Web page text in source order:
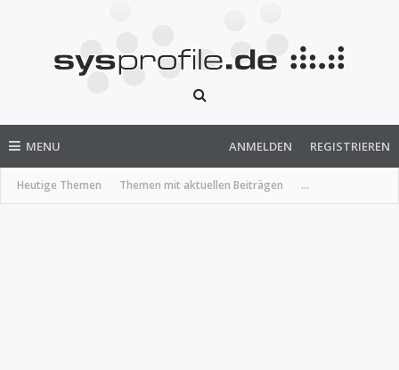
MENU
Heutige Themen Themen mit aktuellen Beiträgen ...
ANMELDEN REGISTRIEREN